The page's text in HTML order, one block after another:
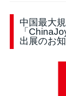
中国最大
「
出展のお